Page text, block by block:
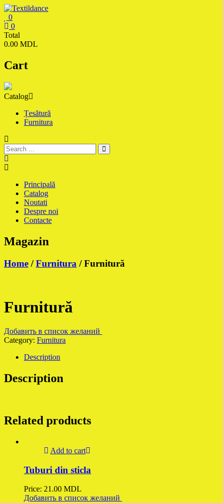
Skip
to
content
Textildance.md
0
0
Total
0.00 MDL
Cart
Catalog
Țesătură
Furnitura
Principală
Catalog
Noutati
Despre noi
Contacte
Magazin
Home /Furnitura / Furnitură
Furnitură
Добавить в список желаний
Category: Furnitura
Description
Description
Related products
Add to cart
Tuburi din sticla
Price: 21.00 MDL
Добавить в список желаний